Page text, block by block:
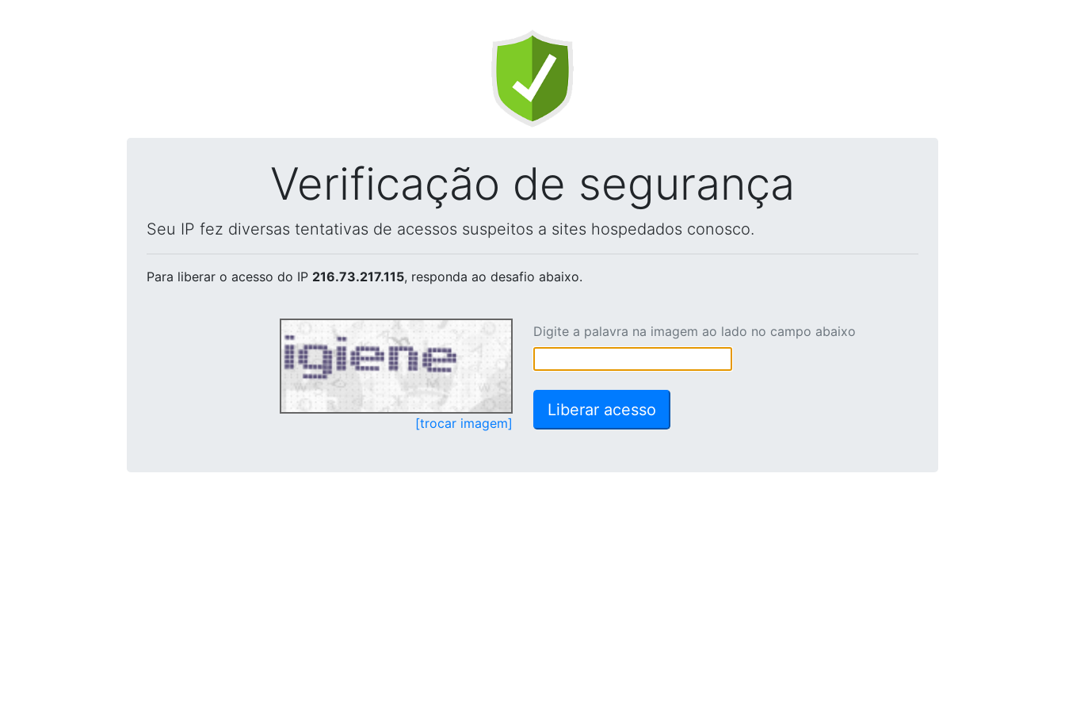
Verificação de segurança
Seu IP fez diversas tentativas de acessos suspeitos a sites hospedados conosco.
Para liberar o acesso do IP 216.73.217.115, responda ao desafio abaixo.
[trocar imagem]
Digite a palavra na imagem ao lado no campo abaixo